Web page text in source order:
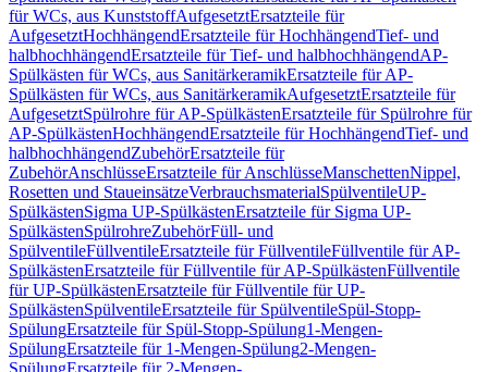
für WCs, aus KunststoffAufgesetztErsatzteile für
AufgesetztHochhängendErsatzteile für HochhängendTief- und
halbhochhängendErsatzteile für Tief- und halbhochhängendAP-
Spülkästen für WCs, aus SanitärkeramikErsatzteile für AP-
Spülkästen für WCs, aus SanitärkeramikAufgesetztErsatzteile für
AufgesetztSpülrohre für AP-SpülkästenErsatzteile für Spülrohre für
AP-SpülkästenHochhängendErsatzteile für HochhängendTief- und
halbhochhängendZubehörErsatzteile für
ZubehörAnschlüsseErsatzteile für AnschlüsseManschettenNippel,
Rosetten und StaueinsätzeVerbrauchsmaterialSpülventileUP-
SpülkästenSigma UP-SpülkästenErsatzteile für Sigma UP-
SpülkästenSpülrohreZubehörFüll- und
SpülventileFüllventileErsatzteile für FüllventileFüllventile für AP-
SpülkästenErsatzteile für Füllventile für AP-SpülkästenFüllventile
für UP-SpülkästenErsatzteile für Füllventile für UP-
SpülkästenSpülventileErsatzteile für SpülventileSpül-Stopp-
SpülungErsatzteile für Spül-Stopp-Spülung1-Mengen-
SpülungErsatzteile für 1-Mengen-Spülung2-Mengen-
SpülungErsatzteile für 2-Mengen-